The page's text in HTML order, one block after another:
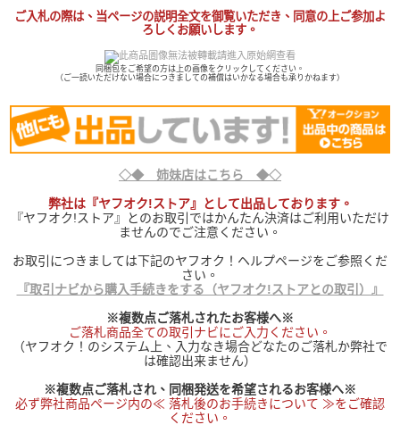
ご入札の際は、当ページの説明全文を御覧いただき、同意の上ご参加よ
ろしくお願いします。
同梱包をご希望の方は上の画像をクリックしてください。
（ご一読いただけない場合につきましての補償はいかなる場合も承りかねます）
◇◆ 姉妹店はこちら ◆◇
弊社は『ヤフオク!ストア』として出品しております。
『ヤフオク!ストア』とのお取引ではかんたん決済はご利用いただけ
ませんのでご注意ください。
お取引につきましては下記のヤフオク！ヘルプページをご参照くだ
さい。
『取引ナビから購入手続きをする（ヤフオク!ストアとの取引）』
※複数点ご落札されたお客様へ※
ご落札商品全ての取引ナビにご入力ください。
（ヤフオク！のシステム上、入力なき場合どなたのご落札か弊社で
は確認出来ません）
※複数点ご落札され、同梱発送を希望されるお客様へ※
必ず弊社商品ページ内の≪ 落札後のお手続きについて ≫をご確認
ください。